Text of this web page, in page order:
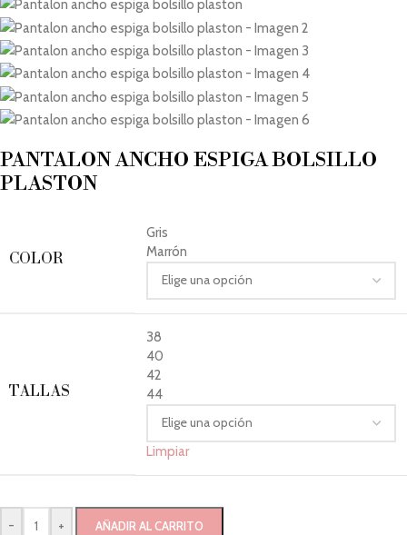
PANTALON ANCHO ESPIGA BOLSILLO
PLASTON
COLOR
Gris
Marrón
TALLAS
38
40
42
44
Limpiar
- + AÑADIR AL CARRITO